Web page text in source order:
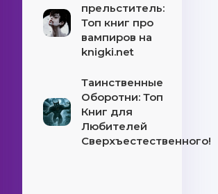
прельститель:
Топ книг про
вампиров на
knigki.net
Таинственные
Оборотни: Топ
Книг для
Любителей
Сверхъестественного!